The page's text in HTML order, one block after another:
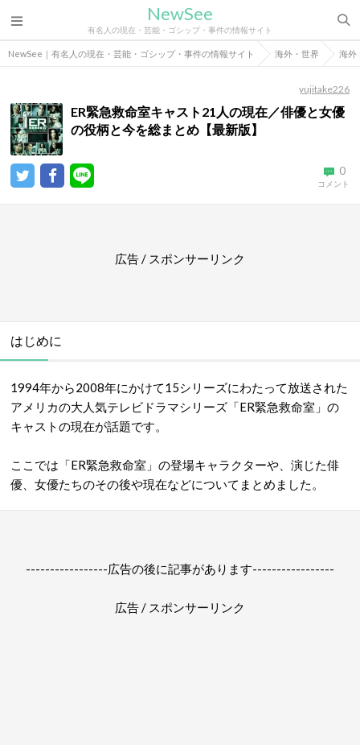
NewSee
有名人の現在・芸能・ゴシップ・事件の情報サイト
NewSee｜有名人の現在・芸能・ゴシップ・事件の情報サイト 海外・世界 海外
yujitake226
ER緊急救命室キャスト21人の現在／俳優と女優
の役柄と今を総まとめ【最新版】
0
コメント
広告 / スポンサーリンク
はじめに
1994年から2008年にかけて15シリーズにわたって放送された
アメリカの大人気テレビドラマシリーズ「ER緊急救命室」の
キャストの現在が話題です。
ここでは「ER緊急救命室」の登場キャラクターや、演じた俳
優、女優たちのその後や現在などについてまとめました。
-----------------広告の後に記事があります-----------------
広告 / スポンサーリンク